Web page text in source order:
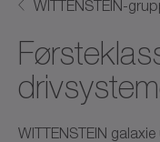
WITTENSTEIN-
WITTENSTEIN